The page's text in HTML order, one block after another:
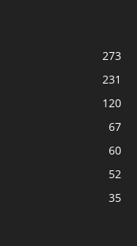
273
231
120
67
60
52
35